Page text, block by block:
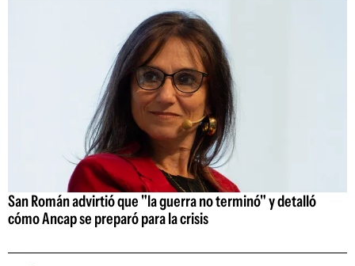
San Román advirtió que "la guerra no terminó" y detalló
cómo Ancap se preparó para la crisis